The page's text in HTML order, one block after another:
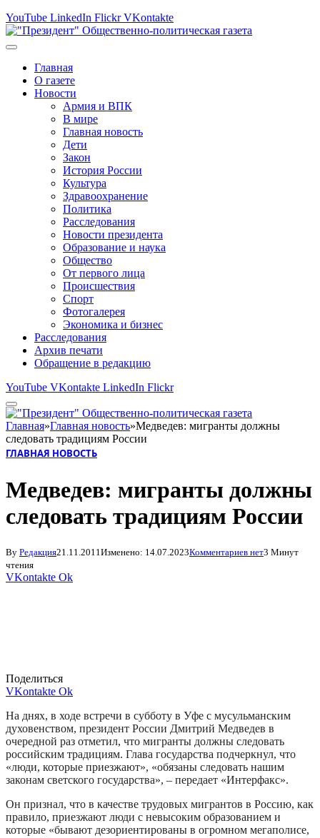
YouTube LinkedIn Flickr VKontakte
Главная
О газете
Новости
Армия и ВПК
В мире
Главная новость
Дети
Закон
История России
Культура
Здравоохранение
Политика
Расследования
Новости президента
Образование и наука
Общество
От первого лица
Происшествия
Спорт
Фотогалерея
Экономика и бизнес
Расследования
Архив печати
Обращение в редакцию
YouTube VKontakte LinkedIn Flickr
Главная»Главная новость»Медведев: мигранты должны
следовать традициям России
ГЛАВНАЯ НОВОСТЬ
Медведев: мигранты должны
следовать традициям России
By Редакция21.11.2011 Изменено: 14.07.2023Комментариев нет3 Минут
чтения
VKontakte Ok
Поделиться
VKontakte Ok
На днях, в ходе встречи в субботу в Уфе с мусульманским
духовенством, президент России Дмитрий Медведев в
очередной раз отметил, что мигранты должны следовать
российским традициям. Глава государства подчеркнул, что
«люди, которые приезжают», «обязаны следовать нашим
законам светского государства», – передает «Интерфакс».
Он признал, что в качестве трудовых мигрантов в Россию, как
правило, приезжают люди с невысоким образованием и
которые «бывают дезориентированы в огромном мегаполисе,